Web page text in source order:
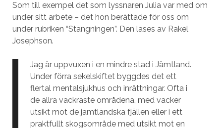
Som till exempel det som lyssnaren Julia var med om
under sitt arbete – det hon berättade för oss om
under rubriken “Stängningen”. Den läses av Rakel
Josephson.
Jag är uppvuxen i en mindre stad i Jämtland.
Under förra sekelskiftet byggdes det ett
flertal mentalsjukhus och inrättningar. Ofta i
de allra vackraste områdena, med vacker
utsikt mot de jämtländska fjällen eller i ett
praktfullt skogsområde med utsikt mot en